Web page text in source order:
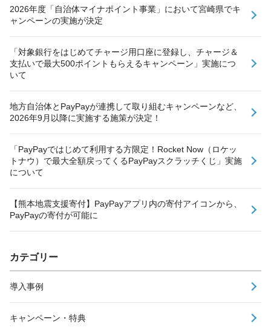
2026年度「自治体マイナポイント事業」において宮崎県でキ
ャンペーンの実施が決定
「対象銀行をはじめてチャージ用口座に登録し、チャージ＆
支払いで最大500ポイントもらえるキャンペーン」実施につ
いて
地方自治体とPayPayが連携して取り組むキャンペーンなど、
2026年9月以降に実施する施策が決定！
「PayPayではじめて利用する方限定！Rocket Now（ロケッ
トナウ）で最大全額戻ってくるPayPayスクラッチくじ」実施
について
【熊本地震支援寄付】PayPayアプリ内の寄付アイコンから、
PayPayの寄付が可能に
カテゴリー
導入事例
キャンペーン・特典